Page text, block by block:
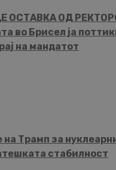
ОСТАВКА ОД
во Брисел ја
на мандатот
на Трамп за
стабилност